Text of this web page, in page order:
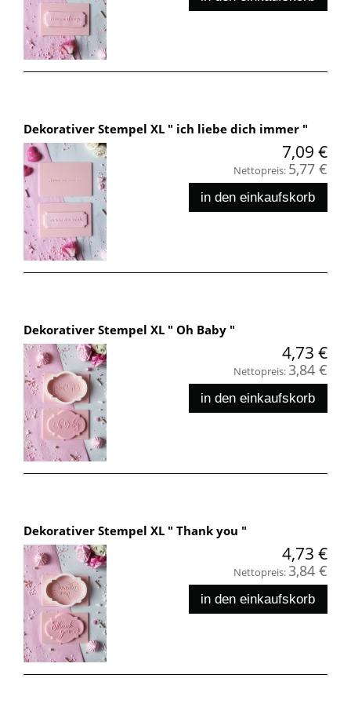
Dekorativer Stempel XL " ich liebe dich immer "
7,09 €
Nettopreis: 5,77 €
in den einkaufskorb
Dekorativer Stempel XL " Oh Baby "
4,73 €
Nettopreis:3,84 €
in den einkaufskorb
Dekorativer Stempel XL " Thank you "
4,73 €
Nettopreis:3,84 €
in den einkaufskorb